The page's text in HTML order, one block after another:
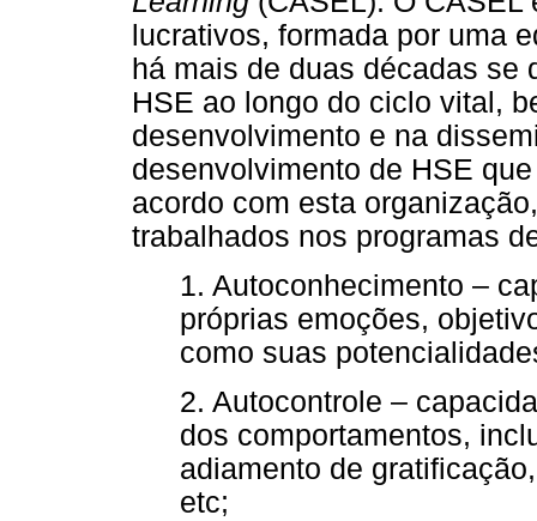
lucrativos, formada por uma
há mais de duas décadas se
HSE ao longo do ciclo vital,
desenvolvimento e na
desenvolvimento de HSE
acordo com esta
trabalhados nos programas
1. Autoconhecimento –
próprias emoções,
como suas
2. Autocontrole –
dos comportamentos,
adiamento de
etc;